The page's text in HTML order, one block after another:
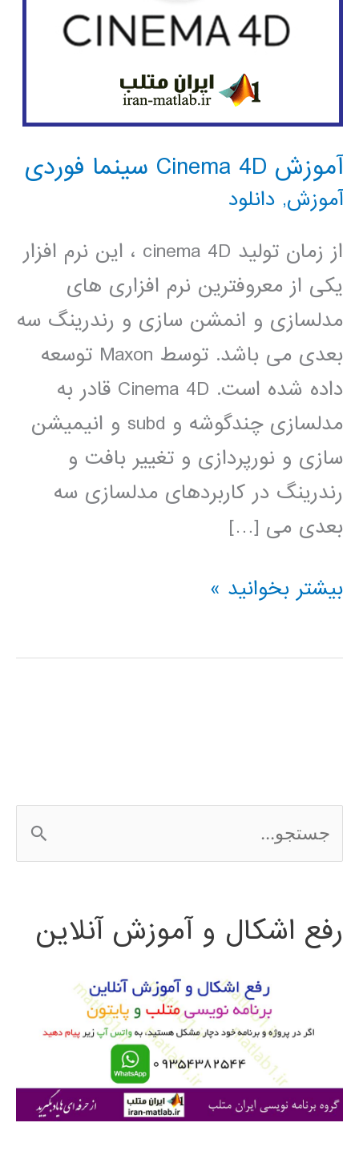
آموزش Cinema 4D سینما فوردی
آموزش, دانلود
از زمان تولید cinema 4D ، این نرم افزار
یکی از معروفترین نرم افزاری های
مدلسازی و انمشن سازی و رندرینگ سه
بعدی می باشد. توسط Maxon توسعه
داده شده است. Cinema 4D قادر به
مدلسازی چندگوشه و subd و انیمیشن
سازی و نورپردازی و تغییر بافت و
رندرینگ در کاربردهای مدلسازی سه
بعدی می […]
آموزش
4D
بیشتر بخوانید »
س
ج
ی
رفع اشکال و آموزش آنلاین